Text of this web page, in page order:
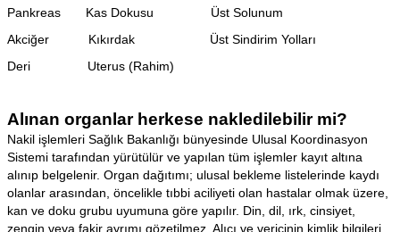
Pankreas Kas Dokusu Üst Solunum
Akciğer Kıkırdak Üst Sindirim Yolları
Deri Uterus (Rahim)
Alınan organlar herkese nakledilebilir mi?
Nakil işlemleri Sağlık Bakanlığı bünyesinde Ulusal Koordinasyon
Sistemi tarafından yürütülür ve yapılan tüm işlemler kayıt altına
alınıp belgelenir. Organ dağıtımı; ulusal bekleme listelerinde kaydı
olanlar arasından, öncelikle tıbbi aciliyeti olan hastalar olmak üzere,
kan ve doku grubu uyumuna göre yapılır. Din, dil, ırk, cinsiyet,
zengin veya fakir ayrımı gözetilmez. Alıcı ve vericinin kimlik bilgileri